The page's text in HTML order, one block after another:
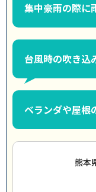
集中豪雨の際に
台風時の吹き込
ベランダや屋根
熊本